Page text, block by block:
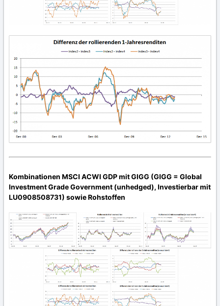
Kombinationen MSCI ACWI GDP mit GIGG (GIGG = Global
Investment Grade Government (unhedged), Investierbar mit
LU0908508731) sowie Rohstoffen